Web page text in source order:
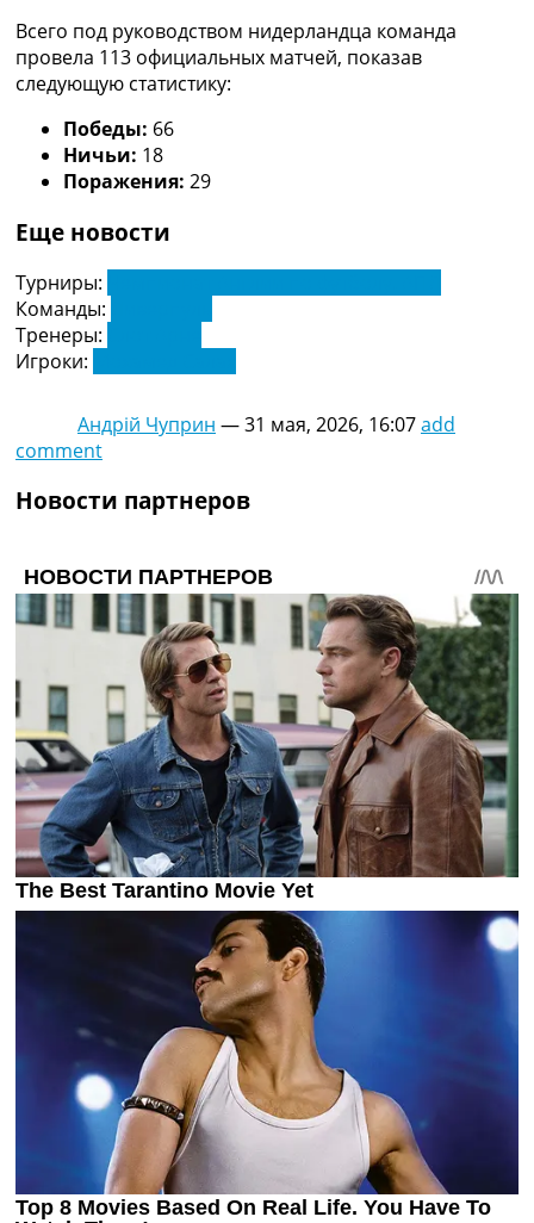
Рейтинги
Рейтинг стран УЕФА
Рейтинг клубов УЕФА
Рейтинг ФИФА
Всего под руководством нидерландца команда
провела 113 официальных матчей, показав
следующую статистику:
Победы: 66
Ничьи: 18
Поражения: 29
Еще новости
Турниры:
Команды:
Тренеры:
Игроки:
Андрій Чуприн —31 мая, 2026, 16:07add
comment
Новости партнеров